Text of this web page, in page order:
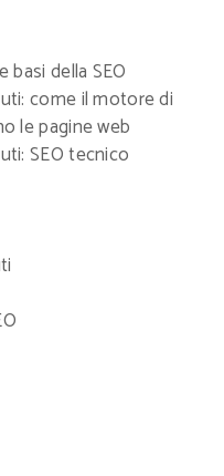
basi della SEO
come il motore di
le pagine web
SEO tecnico